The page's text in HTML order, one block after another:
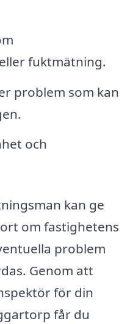
fuktmätning.
problem som kan
och
kan ge
om fastighetens
problem
Genom att
för din
får du